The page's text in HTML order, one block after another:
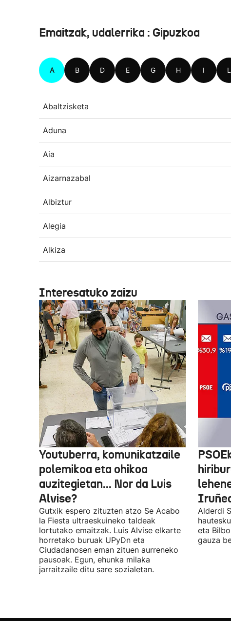
Emaitzak, udalerrika : Gipuzkoa
A B D E G H I L
Abaltzisketa
Aduna
Aia
Aizarnazabal
Albiztur
Alegia
Alkiza
Interesatuko zaizu
Youtuberra, komunikatzaile
polemikoa eta ohikoa
auzitegietan... Nor da Luis
Alvise?
Gutxik espero zituzten atzo Se Acabo
la Fiesta ultraeskuineko taldeak
lortutako emaitzak. Luis Alvise elkarte
horretako buruak UPyDn eta
Ciudadanosen eman zituen aurreneko
pausoak. Egun, ehunka milaka
jarraitzaile ditu sare sozialetan.
Alderdi
eta
gauza